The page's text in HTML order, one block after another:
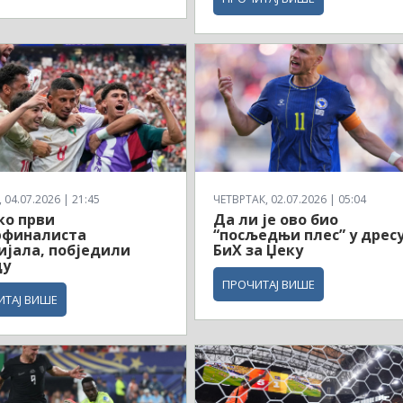
| 21:45
први
побједили
ВИШЕ
ЧЕТВРТАК, 02.07.2026 | 05:04
Да ли је ово био
“посљедњи плес” у
БиХ за Џеку
ПРОЧИТАЈ ВИШЕ